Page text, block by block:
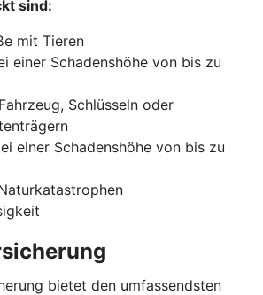
sind:
mit Tieren
einer Schadenshöhe von bis zu
Schlüsseln oder
einer Schadenshöhe von bis zu
bietet den umfassendsten